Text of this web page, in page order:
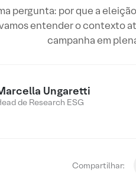
pergunta: por que a
entender o contexto
campanha em
Ungaretti
de Research ESG
Compartilhar: